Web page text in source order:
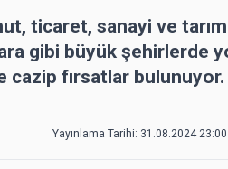
ticaret, sanayi ve
gibi büyük şehirlerde
cazip fırsatlar bulunuyor.
Yayınlama Tarihi: 31.08.2024 23:00